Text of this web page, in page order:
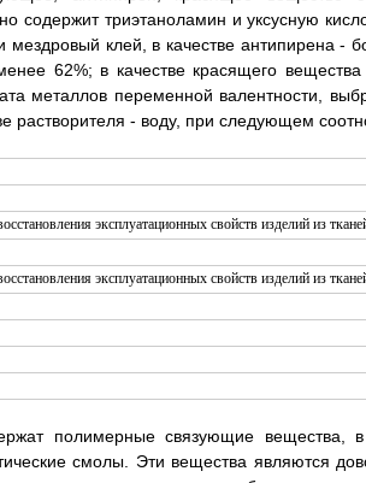
содержит триэтаноламин и уксусную
клей, в качестве антипирена -
62%; в качестве красящего
металлов переменной валентности,
растворителя - воду, при следующем
полимерные связующие вещества, в
смолы. Эти вещества являются